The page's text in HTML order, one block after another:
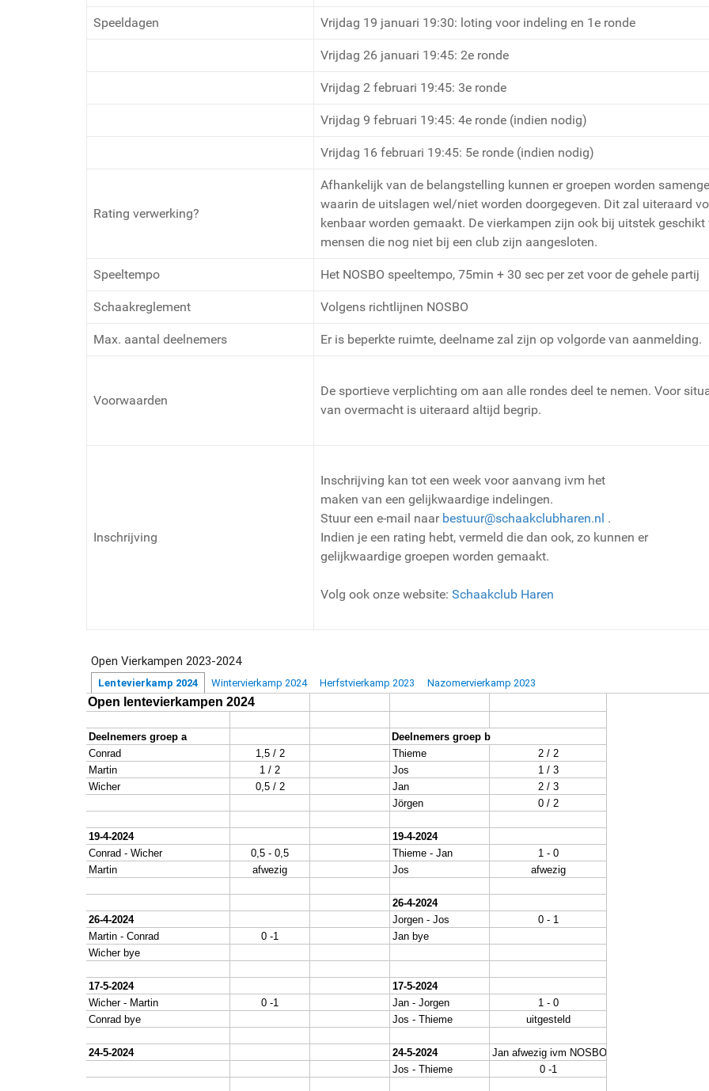
Speeldagen Vrijdag 19 januari 19:30: loting voor indeling en 1e ronde
Vrijdag 26 januari 19:45: 2e ronde
Vrijdag 2 februari 19:45: 3e ronde
Vrijdag 9 februari 19:45: 4e ronde (indien nodig)
Vrijdag 16 februari 19:45: 5e ronde (indien nodig)
Rating verwerking?
Afhankelijk van de belangstelling kunnen er groepen worden
waarin de uitslagen wel/niet worden doorgegeven. Dit zal uiteraard
kenbaar worden gemaakt. De vierkampen zijn ook bij uitstek geschikt
mensen die nog niet bij een club zijn aangesloten.
Speeltempo Het NOSBO speeltempo, 75min + 30 sec per zet voor de gehele partij
Schaakreglement Volgens richtlijnen NOSBO
Max. aantal deelnemers Er is beperkte ruimte, deelname zal zijn op volgorde van aanmelding.
Voorwaarden
De sportieve verplichting om aan alle rondes deel te nemen. Voor
van overmacht is uiteraard altijd begrip.
Inschrijving
Inschrijving kan tot een week voor aanvang ivm het
maken van een gelijkwaardige indelingen.
Stuur een e-mail naar bestuur@schaakclubharen.nl .
Indien je een rating hebt, vermeld die dan ook, zo kunnen er
gelijkwaardige groepen worden gemaakt.
Volg ook onze website: Schaakclub Haren